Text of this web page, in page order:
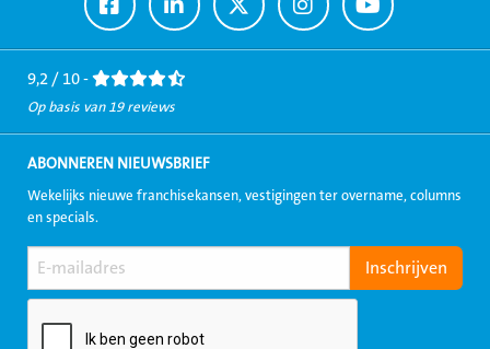
naar
Facebook
naar
LinkedIn
naar
Twitter
naar
Instagram
naar
Youtube
9,2 / 10 -
Op basis van 19 reviews
ABONNEREN NIEUWSBRIEF
Wekelijks nieuwe franchisekansen, vestigingen ter overname, columns
en specials.